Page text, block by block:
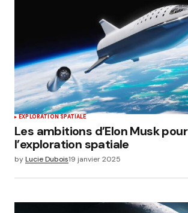
EXPLORATION SPATIALE
Les ambitions d’Elon Musk pour
l’exploration spatiale
byLucie Dubois19 janvier 2025